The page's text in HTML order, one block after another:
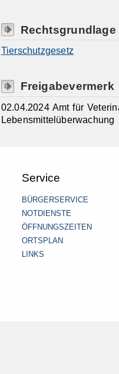
Rechtsgrundlage
Tierschutzgesetz
Freigabevermerk
02.04.2024 Amt für
Lebensmittelüberwachung
Service
BÜRGERSERVICE
NOTDIENSTE
ÖFFNUNGSZEITEN
ORTSPLAN
LINKS